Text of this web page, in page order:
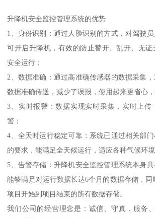
升降机安全监控管理系统的优势
1、身份识别：通过人脸识别的方式，对驾驶
可开启升降机，有效的防止替开、乱开、无
安全运行；
2、数据准确：通过高准确传感器的数据采集
数据准确传送，减少了误报，使用起来更省心，
3、实时报警：数据实现实时采集，实时上传
警；
4、全天时运行稳定可靠：系统已通过相关部
的要求，能满足全天候运行，适应各种气候环
5、告警存储：升降机安全监控管理系统本身具
能够满足对运行数据长达6个月的数据存储，同
项目开始到项目结束的所有数据存储。
我们公司的经营理念是：诚信、守真，服务